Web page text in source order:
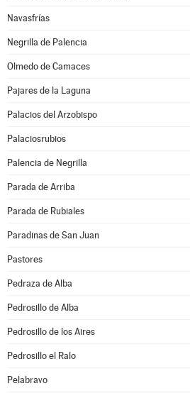
Navasfrías
Negrilla de Palencia
Olmedo de Camaces
Pajares de la Laguna
Palacios del Arzobispo
Palaciosrubios
Palencia de Negrilla
Parada de Arriba
Parada de Rubiales
Paradinas de San Juan
Pastores
Pedraza de Alba
Pedrosillo de Alba
Pedrosillo de los Aires
Pedrosillo el Ralo
Pelabravo